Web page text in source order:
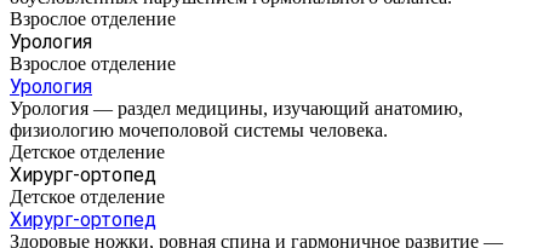
Взрослое отделение
Урология
Взрослое отделение
Урология
Урология — раздел медицины, изучающий анатомию,
физиологию мочеполовой системы человека.
Детское отделение
Хирург-ортопед
Детское отделение
Хирург-ортопед
Здоровые ножки, ровная спина и гармоничное развитие —